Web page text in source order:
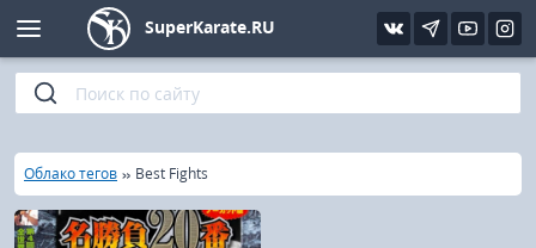
SuperKarate.RU
Главная
»
Облако тегов » Best Fights
Киокушинкай
Кёкусин (IFK)
Шинкиокушинкай
Фото
Видео
Интервью
Статьи
Уроки каратэ
Файлы
Библиотека